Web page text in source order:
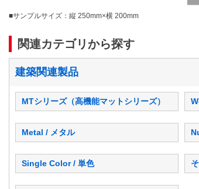
■サンプルサイズ：縦 250mm×横 200mm
関連カテゴリから探す
建築関連製品
MTシリーズ（高機能マットシリーズ）
Metal / メタル
Single Color / 単色